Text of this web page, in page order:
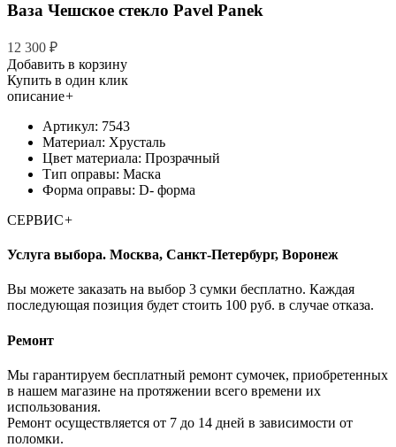
Ваза Чешское стекло Pavel Panek
12 300 ₽
Добавить в корзину
Купить в один клик
описание+
Артикул: 7543
Материал: Хрусталь
Цвет материала: Прозрачный
Тип оправы: Маска
Форма оправы: D- форма
СЕРВИС+
Услуга выбора. Москва, Санкт-Петербург, Воронеж
Вы можете заказать на выбор 3 сумки бесплатно. Каждая
последующая позиция будет стоить 100 руб. в случае отказа.
Ремонт
Мы гарантируем бесплатный ремонт сумочек, приобретенных
в нашем магазине на протяжении всего времени их
использования.
Ремонт осуществляется от 7 до 14 дней в зависимости от
поломки.